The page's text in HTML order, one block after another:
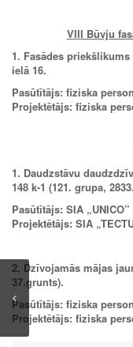
VIII Būvju
1. Fasādes
ielā 16.
Pasūtītājs: fiziska
Projektētājs: fiziska
1. Daudzstāvu
148 k-1 (121. grupa,
Pasūtītājs: SIA „UNICO”
Projektētājs: SIA „
2. Dzīvojamās mājas
37.grunts).
Pasūtītājs: fiziska
Projektētājs: fiziska